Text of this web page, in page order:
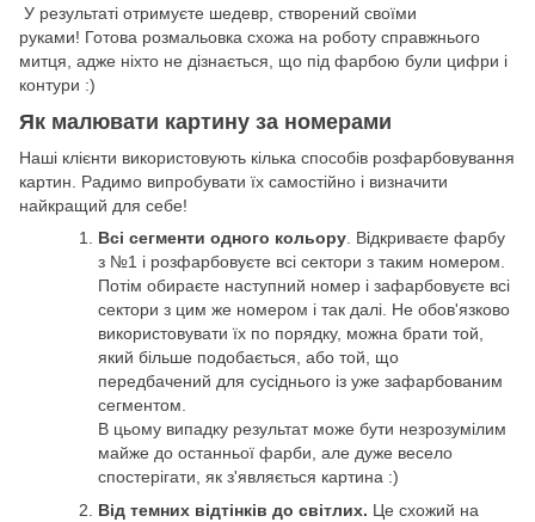
У результаті отримуєте шедевр, створений своїми
руками! Готова розмальовка схожа на роботу справжнього
митця, адже ніхто не дізнається, що під фарбою були цифри і
контури :)
Як малювати картину за номерами
Наші клієнти використовують кілька способів розфарбовування
картин. Радимо випробувати їх самостійно і визначити
найкращий для себе!
Всі сегменти одного кольору . Відкриваєте фарбу
з №1 і розфарбовуєте всі сектори з таким номером.
Потім обираєте наступний номер і зафарбовуєте всі
сектори з цим же номером і так далі. Не обов'язково
використовувати їх по порядку, можна брати той,
який більше подобається, або той, що
передбачений для сусіднього із уже зафарбованим
сегментом.
В цьому випадку результат може бути незрозумілим
майже до останньої фарби, але дуже весело
спостерігати, як з'являється картина :)
Від темних відтінків до світлих. Це схожий на